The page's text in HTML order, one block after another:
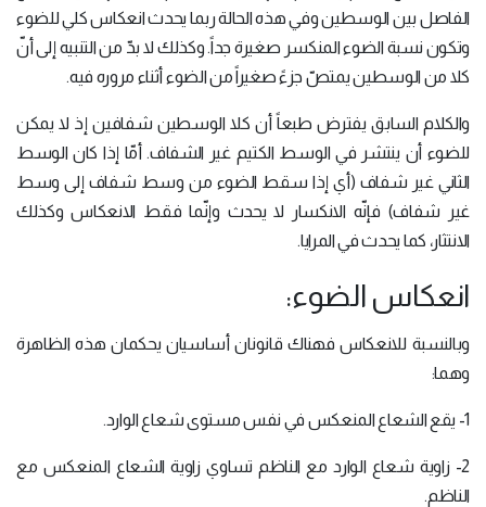
الفاصل بين الوسطين وفي هذه الحالة ربما يحدث انعكاس كلي للضوء
وتكون نسبة الضوء المنكسر صغيرة جداً. وكذلك لا بدّ من التنبيه إلى أنّ
كلا من الوسطين يمتصّ جزءً صغيراً من الضوء أثناء مروره فيه.
والكلام السابق يفترض طبعاً أن كلا الوسطين شفافين إذ لا يمكن
للضوء أن ينتشر في الوسط الكتيم غير الشفاف. أمّا إذا كان الوسط
الثاني غير شفاف (أي إذا سقط الضوء من وسط شفاف إلى وسط
غير شفاف) فإنّه الانكسار لا يحدث وإنّما فقط الانعكاس وكذلك
الانتثار، كما يحدث في المرايا.
انعكاس الضوء:
وبالنسبة للانعكاس فهناك قانونان أساسيان يحكمان هذه الظاهرة
وهما:
1- يقع الشعاع المنعكس في نفس مستوى شعاع الوارد.
2- زاوية شعاع الوارد مع الناظم تساوي زاوية الشعاع المنعكس مع
الناظم.